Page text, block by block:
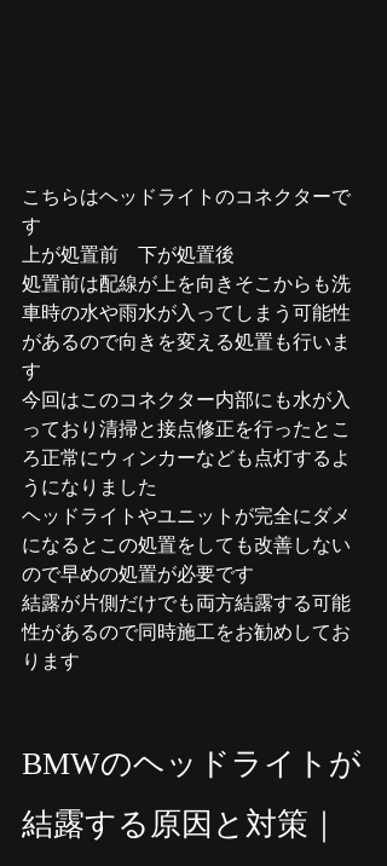
こちらはヘッドライトのコネクターで
す
上が処置前　下が処置後
処置前は配線が上を向きそこからも洗
車時の水や雨水が入ってしまう可能性
があるので向きを変える処置も行いま
す
今回はこのコネクター内部にも水が入
っており清掃と接点修正を行ったとこ
ろ正常にウィンカーなども点灯するよ
うになりました
ヘッドライトやユニットが完全にダメ
になるとこの処置をしても改善しない
ので早めの処置が必要です
結露が片側だけでも両方結露する可能
性があるので同時施工をお勧めしてお
ります
BMWのヘッドライトが
結露する原因と対策｜